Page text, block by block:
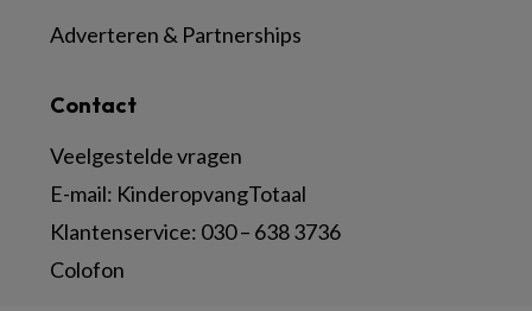
Contact
Veelgestelde vragen
E-mail: KinderopvangTotaal
Klantenservice: 030 – 638 3736
Colofon
Adverteren & Partnerships